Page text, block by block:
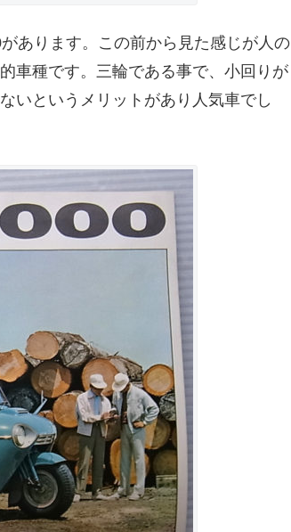
あります。この前から見た感じが人の
車種です。三輪である事で、小回りが
いというメリットがあり人気車でし